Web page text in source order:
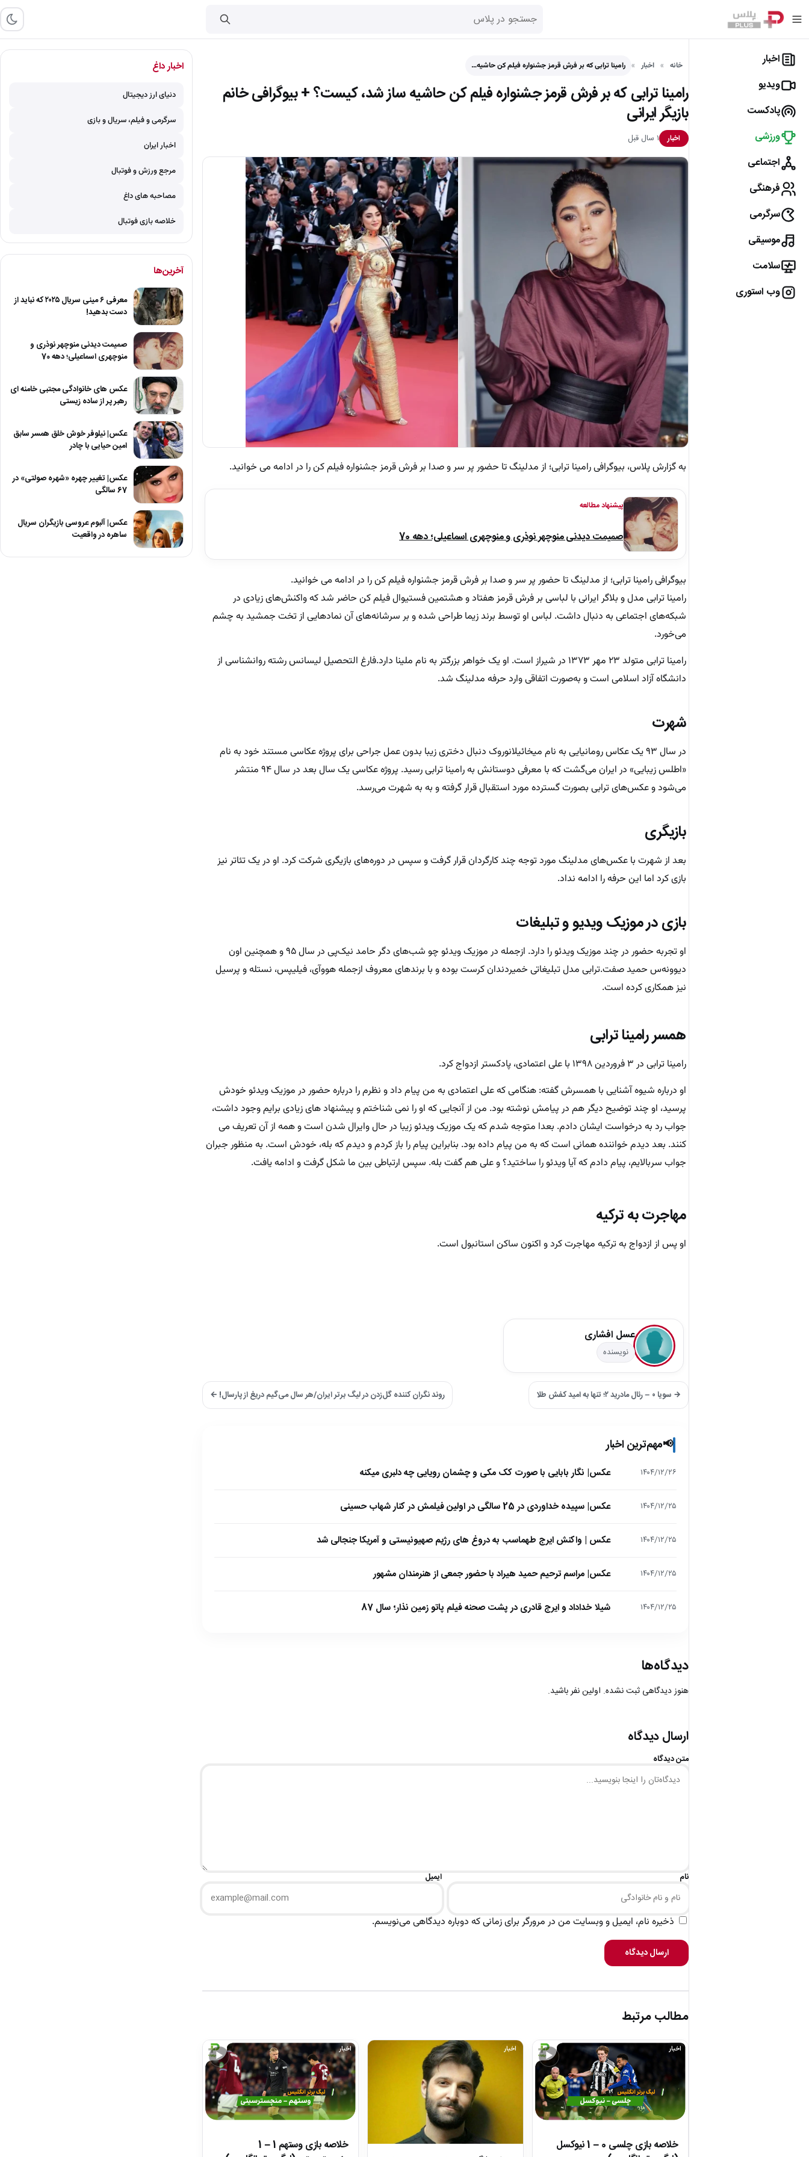
اخبار
ویدیو
پادکست
ورزشی
اجتماعی
فرهنگی
سرگرمی
موسیقی
سلامت
وب استوری
خانه اخبار رامینا ترابی که بر فرش قرمز جشنواره فیلم کن حاشیه…
رامینا ترابی که بر فرش قرمز جشنواره فیلم کن حاشیه ساز شد، کیست؟ + بیوگرافی خانم
بازیگر ایرانی
اخبار ۱ سال قبل
به گزارش پلاس، بیوگرافی رامینا ترابی؛ از مدلینگ تا حضور پر سر و صدا بر فرش قرمز جشنواره فیلم کن را در ادامه می خوانید.
پیشنهاد مطالعه
صمیمت دیدنی منوچهر نوذری و منوچهری اسماعیلی؛ دهه 70
بیوگرافی رامینا ترابی؛ از مدلینگ تا حضور پر سر و صدا بر فرش قرمز جشنواره فیلم کن را در ادامه می خوانید.
رامینا ترابی مدل و بلاگر ایرانی با لباسی بر فرش قرمز هفتاد و هشتمین فستیوال فیلم کن حاضر شد که واکنش‌های زیادی در
شبکه‌های اجتماعی به دنبال داشت. لباس او توسط برند زیما طراحی شده و بر سرشانه‌های آن نمادهایی از تخت جمشید به چشم
می‌خورد.
رامینا ترابی متولد ۲۳ مهر ۱۳۷۳ در شیراز است. او یک خواهر بزرگتر به نام ملینا دارد.فارغ التحصیل لیسانس رشته روانشناسی از
دانشگاه آزاد اسلامی است و به‌صورت اتفاقی وارد حرفه مدلینگ شد.
شهرت
در سال ۹۳ یک عکاس رومانیایی به نام میخائیلانوروک دنبال دختری زیبا بدون عمل جراحی برای پروژه عکاسی مستند خود به نام
«اطلس زیبایی» در ایران می‌گشت که با معرفی دوستانش به رامینا ترابی رسید. پروژه عکاسی یک سال بعد در سال ۹۴ منتشر
می‌شود و عکس‌های ترابی بصورت گسترده مورد استقبال قرار گرفته و به به شهرت می‌رسد.
بازیگری
بعد از شهرت با عکس‌های مدلینگ مورد توجه چند کارگردان قرار گرفت و سپس در دوره‌های بازیگری شرکت کرد. او در یک تئاتر نیز
بازی کرد اما این حرفه را ادامه نداد.
بازی در موزیک ویدیو و تبلیغات
او تجربه حضور در چند موزیک ویدئو را دارد. ازجمله در موزیک ویدئو چو شب‌های دگر حامد نیک‌پی در سال ۹۵ و همچنین اون
دیوونه‌س حمید صفت.ترابی مدل تبلیغاتی خمیردندان کرست بوده و با برندهای معروف ازجمله هووآی، فیلیپس، نستله و پرسیل
نیز همکاری کرده است.
همسر رامینا ترابی
رامینا ترابی در ۳ فروردین ۱۳۹۸ با علی اعتمادی، پادکستر ازدواج کرد.
او درباره شیوه آشنایی با همسرش گفته: هنگامی که علی اعتمادی به من پیام داد و نظرم را درباره حضور در موزیک ویدئو خودش
پرسید، او چند توضیح دیگر هم در پیامش نوشته بود. من از آنجایی که او را نمی‌ شناختم و پیشنهاد های زیادی برایم وجود داشت،
جواب رد به درخواست ایشان دادم. بعدا متوجه شدم که یک موزیک ویدئو زیبا در حال وایرال شدن است و همه از آن تعریف می‌
کنند. بعد دیدم خواننده همانی است که به من پیام داده بود. بنابراین پیام را باز کردم و دیدم که بله، خودش است. به منظور جبران
جواب سربالایم، پیام دادم که آیا ویدئو را ساختید؟ و علی هم گفت بله. سپس ارتباطی بین ما شکل گرفت و ادامه یافت.
مهاجرت به ترکیه
او پس از ازدواج به ترکیه مهاجرت کرد و اکنون ساکن استانبول است.
عسل افشاری
نویسنده
→ سویا ۰ – رئال مادرید ۲؛ تنها به امید کفش طلا روند نگران کننده گل‌زدن در لیگ برتر ایران/هر سال می‌گیم دریغ از پارسال! ←
📢مهم‌ترین اخبار
۱۴۰۴/۱۲/۲۶ عکس| نگار بابایی با صورت کک مکی و چشمان رویایی چه دلبری میکنه
۱۴۰۴/۱۲/۲۵ عکس| سپیده خداوردی در 25 سالگی در اولین فیلمش در کنار شهاب حسینی
۱۴۰۴/۱۲/۲۵ عکس | واکنش ایرج طهماسب به دروغ های رژیم صهیونیستی و آمریکا جنجالی شد
۱۴۰۴/۱۲/۲۵ عکس| مراسم ترحیم حمید هیراد با حضور جمعی از هنرمندان مشهور
۱۴۰۴/۱۲/۲۵ شیلا خداداد و ایرج قادری در پشت صحنه فیلم پاتو زمین نذار؛ سال 87
دیدگاه‌ها
هنوز دیدگاهی ثبت نشده. اولین نفر باشید.
ارسال دیدگاه
متن دیدگاه
نام ایمیل
ذخیره نام، ایمیل و وبسایت من در مرورگر برای زمانی که دوباره دیدگاهی می‌نویسم.
ارسال دیدگاه
مطالب مرتبط
▶
اخبار
خلاصه بازی چلسی 0 – 1 نیوکسل
اخبار
▶
اخبار
خلاصه بازی وستهم 1 – 1
اخبار داغ
دنیای ارز دیجیتال
سرگرمی و فیلم، سریال و بازی
اخبار ایران
مرجع ورزش و فوتبال
مصاحبه های داغ
خلاصه بازی فوتبال
آخرین‌ها
معرفی ۶ مینی سریال ۲۰۲۵ که نباید از
دست بدهید!
صمیمت دیدنی منوچهر نوذری و
منوچهری اسماعیلی؛ دهه 70
عکس های خانوادگی مجتبی خامنه ای
رهبر پر از ساده زیستی
عکس| نیلوفر خوش خلق همسر سابق
امین حیایی با چادر
عکس| تغییر چهره «شهره صولتی» در
67 سالگی
عکس| آلبوم عروسی بازیگران سریال
ساهره در واقعیت